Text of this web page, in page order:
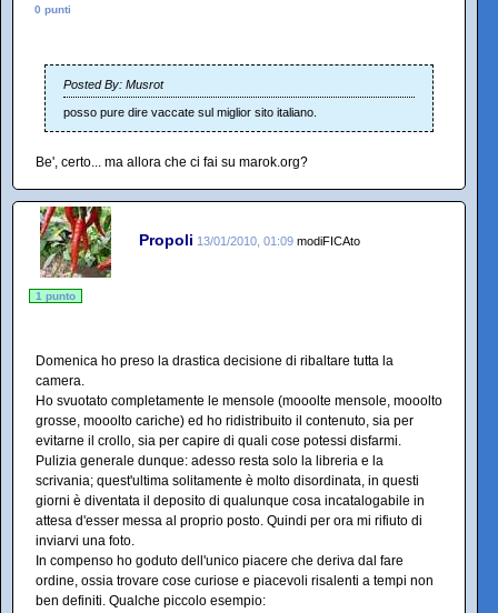
0 punti
Posted By: Musrot
posso pure dire vaccate sul miglior sito italiano.
Be', certo... ma allora che ci fai su marok.org?
Propoli 13/01/2010, 01:09 modiFICAto
1 punto
Domenica ho preso la drastica decisione di ribaltare tutta la
camera.
Ho svuotato completamente le mensole (mooolte mensole, mooolto
grosse, mooolto cariche) ed ho ridistribuito il contenuto, sia per
evitarne il crollo, sia per capire di quali cose potessi disfarmi.
Pulizia generale dunque: adesso resta solo la libreria e la
scrivania; quest'ultima solitamente è molto disordinata, in questi
giorni è diventata il deposito di qualunque cosa incatalogabile in
attesa d'esser messa al proprio posto. Quindi per ora mi rifiuto di
inviarvi una foto.
In compenso ho goduto dell'unico piacere che deriva dal fare
ordine, ossia trovare cose curiose e piacevoli risalenti a tempi non
ben definiti. Qualche piccolo esempio: